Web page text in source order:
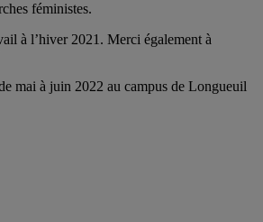
féministes.
à l’hiver 2021. Merci également à
mai à juin 2022 au campus de Longueuil